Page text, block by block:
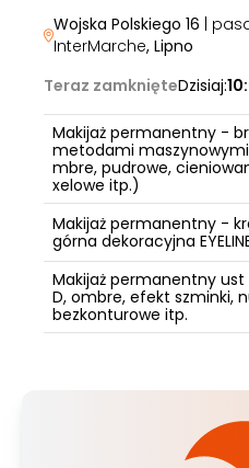
Wojska Polskiego 16 |
InterMarche, Lipno
Teraz zamknięteDzisiaj:
Makijaż permanentny -
metodami
mbre, pudrowe,
xelowe itp.)
Makijaż permanentny -
górna dekoracyjna
Makijaż permanentny ust
D, ombre, efekt szminki,
bezkonturowe itp.